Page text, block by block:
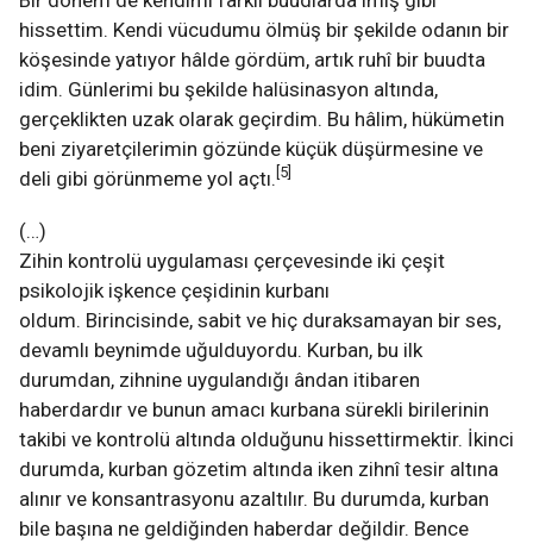
hissettim. Kendi vücudumu ölmüş bir şekilde odanın bir
köşesinde yatıyor hâlde gördüm, artık ruhî bir buudta
idim. Günlerimi bu şekilde halüsinasyon altında,
gerçeklikten uzak olarak geçirdim. Bu hâlim, hükümetin
beni ziyaretçilerimin gözünde küçük düşürmesine ve
deli gibi görünmeme yol açtı. [5]
(…)
Zihin kontrolü uygulaması çerçevesinde iki çeşit
psikolojik işkence çeşidinin kurbanı
oldum. Birincisinde, sabit ve hiç duraksamayan bir ses,
devamlı beynimde uğulduyordu. Kurban, bu ilk
durumdan, zihnine uygulandığı ândan itibaren
haberdardır ve bunun amacı kurbana sürekli birilerinin
takibi ve kontrolü altında olduğunu hissettirmektir. İkinci
durumda, kurban gözetim altında iken zihnî tesir altına
alınır ve konsantrasyonu azaltılır. Bu durumda, kurban
bile başına ne geldiğinden haberdar değildir. Bence